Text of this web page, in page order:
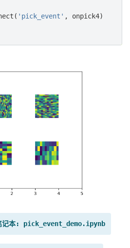
( 'pick_event' , onpick4)
记本: pick_event_demo.ipynb